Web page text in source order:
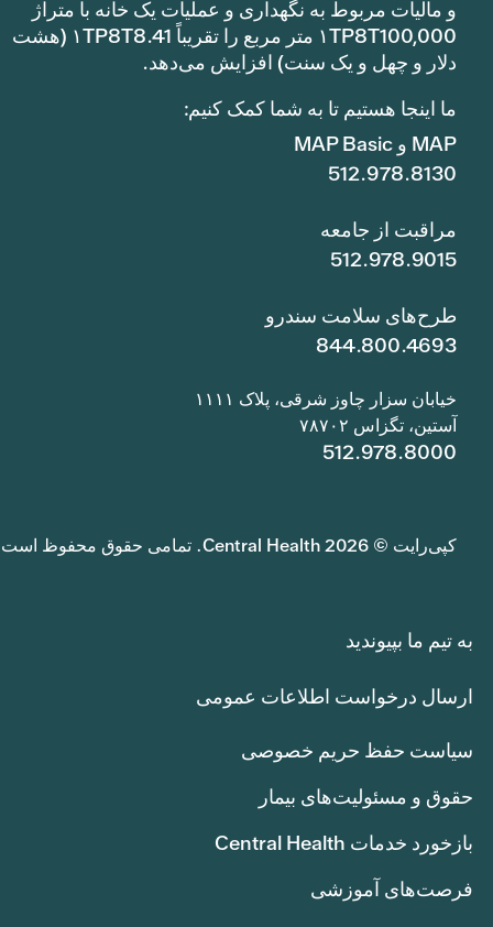
و مالیات مربوط به نگهداری و عملیات یک خانه با متراژ
۱TP8T100,000 متر مربع را تقریباً ۱TP8T8.41 (هشت
دلار و چهل و یک سنت) افزایش می‌دهد.
ما اینجا هستیم تا به شما کمک کنیم:
MAP و MAP Basic
512.978.8130
مراقبت از جامعه
512.978.9015
طرح‌های سلامت سندرو
844.800.4693
خیابان سزار چاوز شرقی، پلاک ۱۱۱۱
آستین، تگزاس ۷۸۷۰۲
512.978.8000
کپی‌رایت © 2026 Central Health. تمامی حقوق محفوظ است.
به تیم ما بپیوندید
ارسال درخواست اطلاعات عمومی
سیاست حفظ حریم خصوصی
حقوق و مسئولیت‌های بیمار
بازخورد خدمات Central Health
فرصت‌های آموزشی